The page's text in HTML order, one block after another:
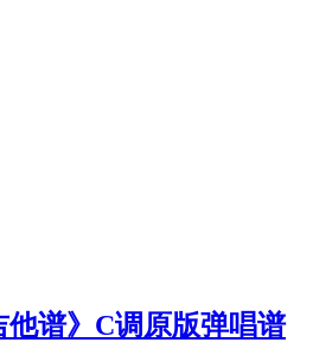
谱》C调原版弹唱谱